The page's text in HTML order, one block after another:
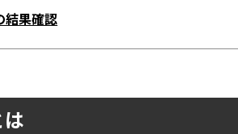
結果確認